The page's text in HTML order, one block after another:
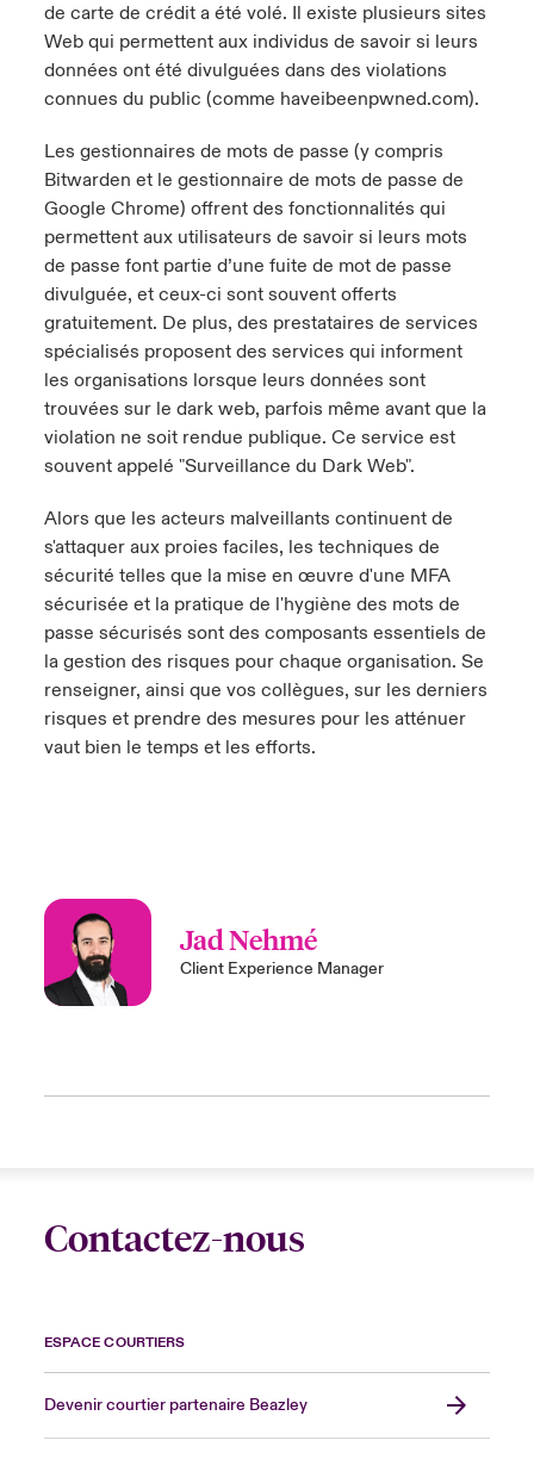
de carte de crédit a été volé. Il existe plusieurs sites
Web qui permettent aux individus de savoir si leurs
données ont été divulguées dans des violations
connues du public (comme haveibeenpwned.com).
Les gestionnaires de mots de passe (y compris
Bitwarden et le gestionnaire de mots de passe de
Google Chrome) offrent des fonctionnalités qui
permettent aux utilisateurs de savoir si leurs mots
de passe font partie d’une fuite de mot de passe
divulguée, et ceux-ci sont souvent offerts
gratuitement. De plus, des prestataires de services
spécialisés proposent des services qui informent
les organisations lorsque leurs données sont
trouvées sur le dark web, parfois même avant que la
violation ne soit rendue publique. Ce service est
souvent appelé "Surveillance du Dark Web".
Alors que les acteurs malveillants continuent de
s'attaquer aux proies faciles, les techniques de
sécurité telles que la mise en œuvre d'une MFA
sécurisée et la pratique de l'hygiène des mots de
passe sécurisés sont des composants essentiels de
la gestion des risques pour chaque organisation. Se
renseigner, ainsi que vos collègues, sur les derniers
risques et prendre des mesures pour les atténuer
vaut bien le temps et les efforts.
Jad Nehmé
Client Experience Manager
Contactez-nous
ESPACE COURTIERS
Devenir courtier partenaire Beazley